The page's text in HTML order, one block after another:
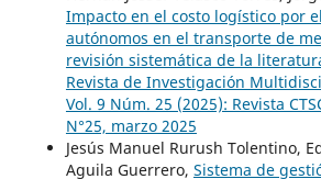
Impacto en el costo logístico por
autónomos en el transporte de
revisión sistemática de la
Revista de Investigación
Vol. 9 Núm. 25 (2025): Revista
N°25, marzo 2025
Jesús Manuel Rurush Tolentino,
Aguila Guerrero, Sistema de